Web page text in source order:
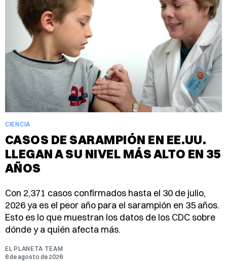
CIENCIA
CASOS DE SARAMPIÓN EN EE.UU.
LLEGAN A SU NIVEL MÁS ALTO EN 35
AÑOS
Con 2,371 casos confirmados hasta el 30 de julio,
2026 ya es el peor año para el sarampión en 35 años.
Esto es lo que muestran los datos de los CDC sobre
dónde y a quién afecta más.
EL PLANETA TEAM
6 de agosto de 2026